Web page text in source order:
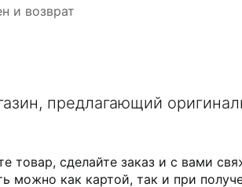
и возврат
предлагающий
товар, сделайте заказ и с вами
можно как картой, так и при